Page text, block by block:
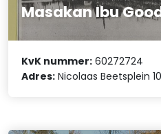
Masakan Ibu
KvK nummer: 60272724
Adres: Nicolaas Beetsplein